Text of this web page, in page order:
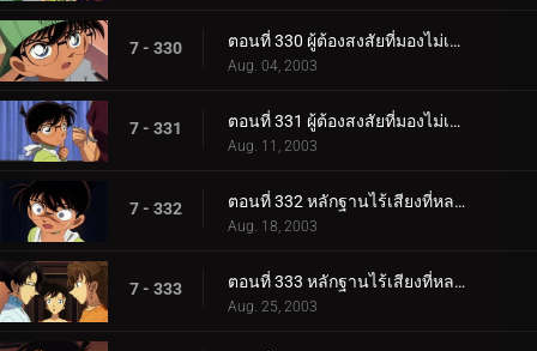
7 - 330 ตอนที่ 330 ผู้ต้องสงสัยที่มองไม่เห็น (ตอนแรก)
Aug. 04, 2003
7 - 331 ตอนที่ 331 ผู้ต้องสงสัยที่มองไม่เห็น (ตอนจบ)
Aug. 11, 2003
7 - 332 ตอนที่ 332 หลักฐานไร้เสียงที่หลงเหลืออยู่ (ตอนแรก)
Aug. 18, 2003
7 - 333 ตอนที่ 333 หลักฐานไร้เสียงที่หลงเหลืออยู่ (ตอนจบ)
Aug. 25, 2003